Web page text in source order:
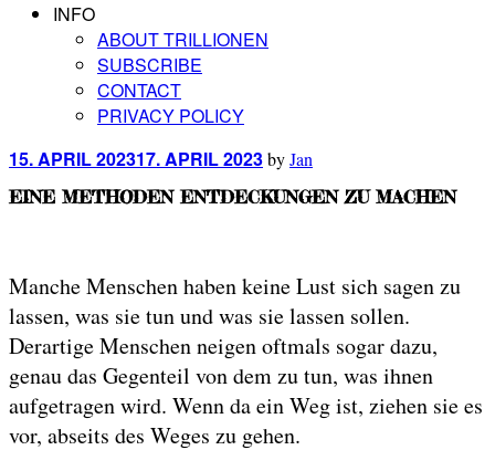
INFO
ABOUT TRILLIONEN
SUBSCRIBE
CONTACT
PRIVACY POLICY
Posted
15. APRIL 202317. APRIL 2023byJan
EINE METHODEN ENTDECKUNGEN ZU MACHEN
Manche Menschen haben keine Lust sich sagen zu
lassen, was sie tun und was sie lassen sollen.
Derartige Menschen neigen oftmals sogar dazu,
genau das Gegenteil von dem zu tun, was ihnen
aufgetragen wird. Wenn da ein Weg ist, ziehen sie es
vor, abseits des Weges zu gehen.